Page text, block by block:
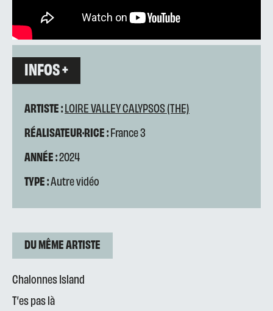
INFOS +
ARTISTE :LOIRE VALLEY CALYPSOS (THE)
RÉALISATEUR·RICE :France 3
ANNÉE :2024
TYPE :Autre vidéo
DU MÊME ARTISTE
Chalonnes Island
T’es pas là